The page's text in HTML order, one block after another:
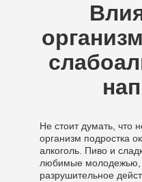
Не стоит думать, что
организм подростка
алкоголь. Пиво и
любимые молодежью,
разрушительное